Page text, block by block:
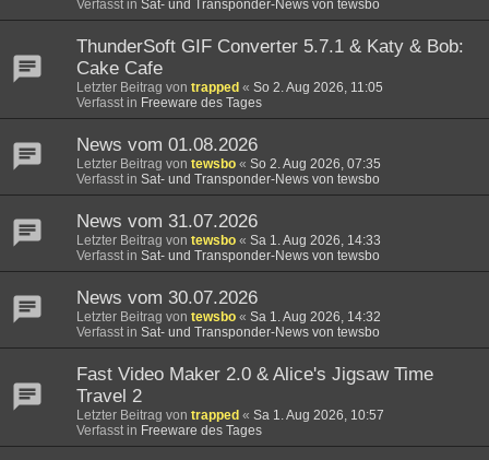
Verfasst in Sat- und Transponder-News von tewsbo
ThunderSoft GIF Converter 5.7.1 & Katy & Bob:
Cake Cafe
Letzter Beitrag von trapped « So 2. Aug 2026, 11:05
Verfasst in Freeware des Tages
News vom 01.08.2026
Letzter Beitrag von tewsbo « So 2. Aug 2026, 07:35
Verfasst in Sat- und Transponder-News von tewsbo
News vom 31.07.2026
Letzter Beitrag von tewsbo « Sa 1. Aug 2026, 14:33
Verfasst in Sat- und Transponder-News von tewsbo
News vom 30.07.2026
Letzter Beitrag von tewsbo « Sa 1. Aug 2026, 14:32
Verfasst in Sat- und Transponder-News von tewsbo
Fast Video Maker 2.0 & Alice's Jigsaw Time
Travel 2
Letzter Beitrag von trapped « Sa 1. Aug 2026, 10:57
Verfasst in Freeware des Tages